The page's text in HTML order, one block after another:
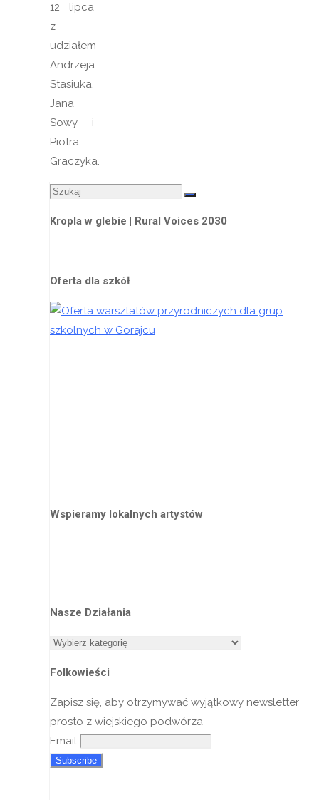
12 lipca
z
udziałem
Andrzeja
Stasiuka,
Jana
Sowy i
Piotra
Graczyka.
Szukaj:
Szukaj
Kropla w glebie | Rural Voices 2030
Oferta dla szkół
Wspieramy lokalnych artystów
Nasze Działania
Nasze
Folkowieści
Zapisz się, aby otrzymywać wyjątkowy newsletter
prosto z wiejskiego podwórza
Email